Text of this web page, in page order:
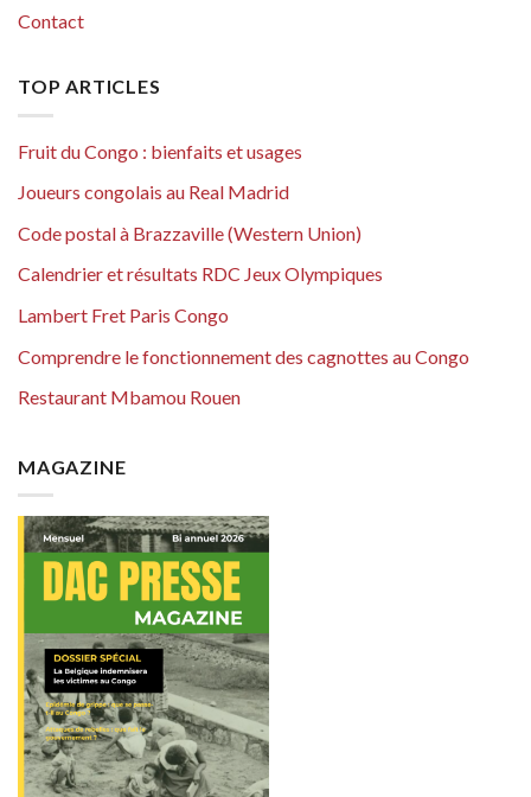
Contact
TOP ARTICLES
Fruit du Congo : bienfaits et usages
Joueurs congolais au Real Madrid
Code postal à Brazzaville (Western Union)
Calendrier et résultats RDC Jeux Olympiques
Lambert Fret Paris Congo
Comprendre le fonctionnement des cagnottes au Congo
Restaurant Mbamou Rouen
MAGAZINE